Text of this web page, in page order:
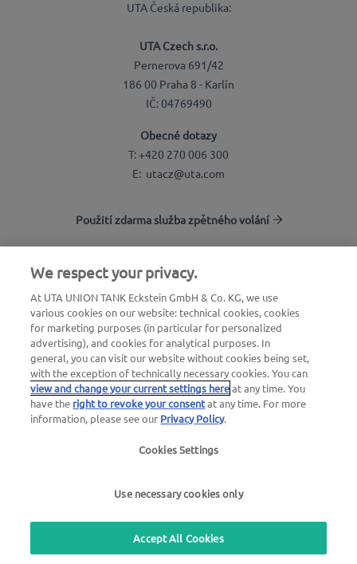
UTA Česká republika:
UTA Czech s.r.o.
Pernerova 691/42
186 00 Praha 8 - Karlín
IČ: 04769490
Obecné dotazy
T: +420 270 006 300
E: utacz@uta.com
Použití zdarma služba zpětného volání
Vyhledávání stanic
Přihlásit do sekce pro zákazníky
O společnosti UTA Edenred
Všeobecné obchodní podmínky |
We respect your privacy.
At UTA UNION TANK Eckstein GmbH & Co. KG, we use
various cookies on our website: technical cookies, cookies
for marketing purposes (in particular for personalized
advertising), and cookies for analytical purposes. In
general, you can visit our website without cookies being set,
with the exception of technically necessary cookies. You can
view and change your current settings hereat any time. You
have the right to revoke your consentat any time. For more
information, please see our Privacy Policy.
Cookies Settings
Use necessary cookies only
Accept All Cookies